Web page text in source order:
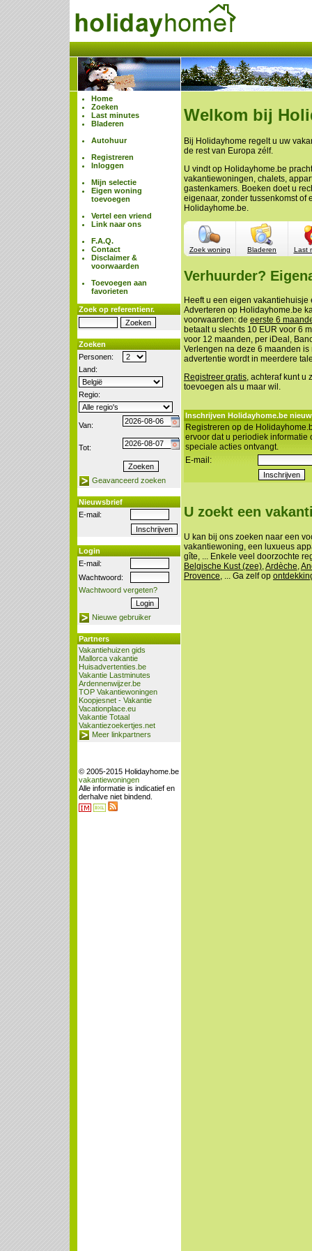
Home
Zoeken
Last minutes
Bladeren
Autohuur
Registreren
Inloggen
Mijn selectie
Eigen woning
toevoegen
Vertel een vriend
Link naar ons
F.A.Q.
Contact
Disclaimer &
voorwaarden
Toevoegen aan
favorieten
Zoek op referentienr.
Zoeken
Personen:
Land:
Regio:
Van:
Tot:
Geavanceerd zoeken
Nieuwsbrief
E-mail:
Login
E-mail:
Wachtwoord:
Wachtwoord vergeten?
Nieuwe gebruiker
Partners
Vakantiehuizen gids
Mallorca vakantie
Huisadvertenties.be
Vakantie Lastminutes
Ardennenwijzer.be
TOP Vakantiewoningen
Koopjesnet - Vakantie
Vacationplace.eu
Vakantie Totaal
Vakantiezoekertjes.net
Meer linkpartners
© 2005-2015 Holidayhome.be
vakantiewoningen
Alle informatie is indicatief en
derhalve niet bindend.
Welkom bij
Bij Holidayhome regelt u uw
de rest van Europa zélf.
U vindt op Holidayhome.be
vakantiewoningen, chalets,
gastenkamers. Boeken doet u
eigenaar, zonder tussenkomst of
Holidayhome.be.
Zoek woning Bladeren Last
Verhuurder?
Heeft u een eigen
Adverteren op Holidayhome.be
voorwaarden: de eerste 6
betaalt u slechts 10 EUR voor 6
voor 12 maanden, per iDeal,
Verlengen na deze 6 maanden is
advertentie wordt in meerdere
Registreer gratis, achteraf kunt u
toevoegen als u maar wil.
Inschrijven Holidayhome.be
Registreren op de
ervoor dat u periodiek informatie
speciale acties ontvangt.
E-mail:
U zoekt een
U kan bij ons zoeken naar een
vakantiewoning, een luxueus
gîte, ... Enkele veel doorzochte
Belgische Kust (zee) Ardèche
Provence , ... Ga zelf op